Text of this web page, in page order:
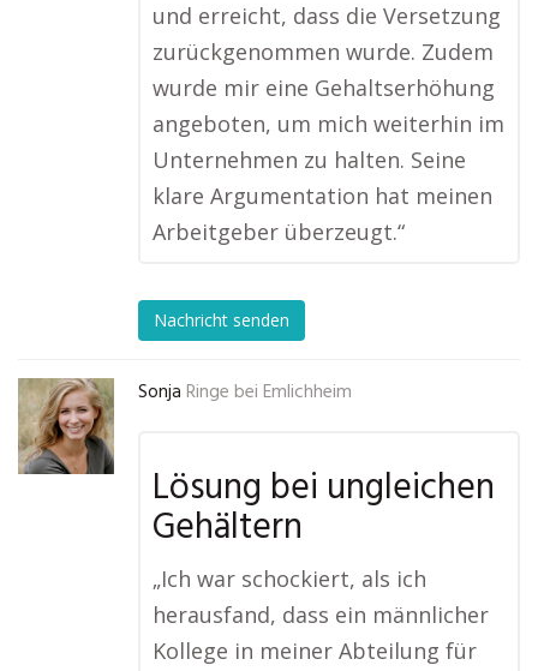
und erreicht, dass die Versetzung
zurückgenommen wurde. Zudem
wurde mir eine Gehaltserhöhung
angeboten, um mich weiterhin im
Unternehmen zu halten. Seine
klare Argumentation hat meinen
Arbeitgeber überzeugt.“
Nachricht senden
Sonja Ringe bei Emlichheim
Lösung bei ungleichen
Gehältern
„Ich war schockiert, als ich
herausfand, dass ein männlicher
Kollege in meiner Abteilung für